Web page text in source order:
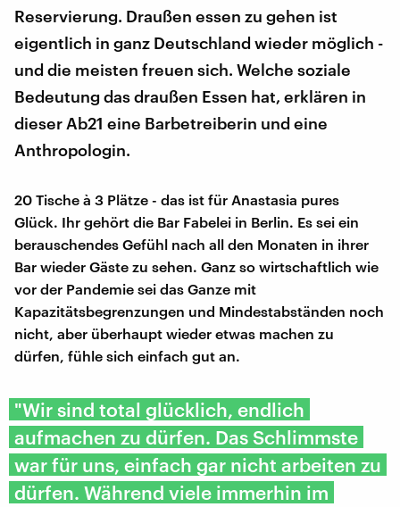
Reservierung. Draußen essen zu gehen ist
eigentlich in ganz Deutschland wieder möglich -
und die meisten freuen sich. Welche soziale
Bedeutung das draußen Essen hat, erklären in
dieser Ab21 eine Barbetreiberin und eine
Anthropologin.
20 Tische à 3 Plätze - das ist für Anastasia pures
Glück. Ihr gehört die Bar Fabelei in Berlin. Es sei ein
berauschendes Gefühl nach all den Monaten in ihrer
Bar wieder Gäste zu sehen. Ganz so wirtschaftlich wie
vor der Pandemie sei das Ganze mit
Kapazitätsbegrenzungen und Mindestabständen noch
nicht, aber überhaupt wieder etwas machen zu
dürfen, fühle sich einfach gut an.
"Wir sind total glücklich, endlich
aufmachen zu dürfen. Das Schlimmste
war für uns, einfach gar nicht arbeiten zu
dürfen. Während viele immerhin im